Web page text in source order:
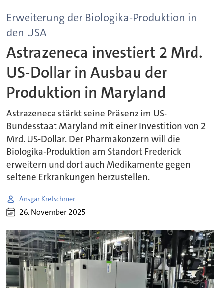
Erweiterung der Biologika-Produktion in
den USA
Astrazeneca investiert 2 Mrd.
US-Dollar in Ausbau der
Produktion in Maryland
Astrazeneca stärkt seine Präsenz im US-
Bundesstaat Maryland mit einer Investition von 2
Mrd. US-Dollar. Der Pharmakonzern will die
Biologika-Produktion am Standort Frederick
erweitern und dort auch Medikamente gegen
seltene Erkrankungen herzustellen.
Ansgar Kretschmer
26. November 2025